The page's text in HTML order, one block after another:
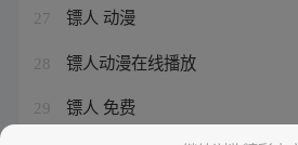
27 镖人 动漫
28 镖人动漫在线播放
29 镖人 免费